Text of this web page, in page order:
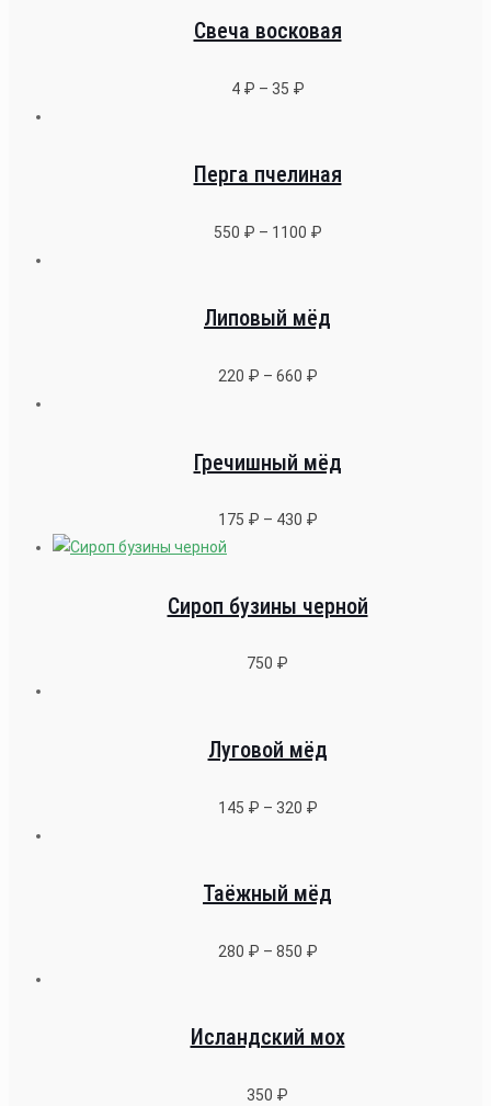
Свеча восковая
4 ₽ – 35 ₽
Перга пчелиная
550 ₽ – 1100 ₽
Липовый мёд
220 ₽ – 660 ₽
Гречишный мёд
175 ₽ – 430 ₽
Сироп бузины черной
750 ₽
Луговой мёд
145 ₽ – 320 ₽
Таёжный мёд
280 ₽ – 850 ₽
Исландский мох
350 ₽